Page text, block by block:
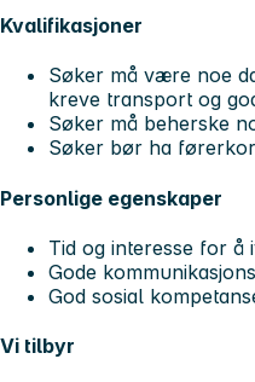
Kvalifikasjoner
Søker må være noe
kreve transport og
Søker må beherske
Søker bør ha
Personlige egenskaper
Tid og interesse for å
Gode
God sosial
Vi tilbyr